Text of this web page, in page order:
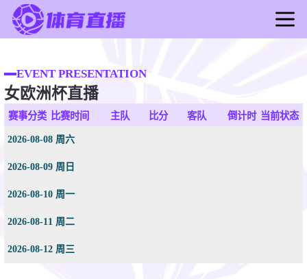
足球直播
篮球直播
足球录像
篮球新闻
EVENT PRESENTATION
女欧洲杯直播
赛事分类 比赛时间 主队 比分 客队 倒计时 当前状态
2026-08-08 周六
2026-08-09 周日
2026-08-10 周一
2026-08-11 周二
2026-08-12 周三